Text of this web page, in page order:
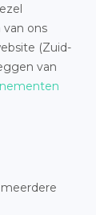
ons
(Zuid-
van